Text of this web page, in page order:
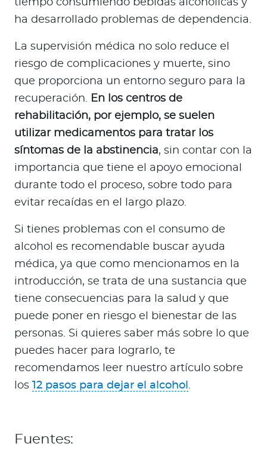
tiempo consumiendo bebidas alcohólicas y
ha desarrollado problemas de dependencia.
La supervisión médica no solo reduce el
riesgo de complicaciones y muerte, sino
que proporciona un entorno seguro para la
recuperación. En los centros de
rehabilitación, por ejemplo, se suelen
utilizar medicamentos para tratar los
síntomas de la abstinencia, sin contar con la
importancia que tiene el apoyo emocional
durante todo el proceso, sobre todo para
evitar recaídas en el largo plazo.
Si tienes problemas con el consumo de
alcohol es recomendable buscar ayuda
médica, ya que como mencionamos en la
introducción, se trata de una sustancia que
tiene consecuencias para la salud y que
puede poner en riesgo el bienestar de las
personas. Si quieres saber más sobre lo que
puedes hacer para lograrlo, te
recomendamos leer nuestro artículo sobre
los 12 pasos para dejar el alcohol .
Fuentes: